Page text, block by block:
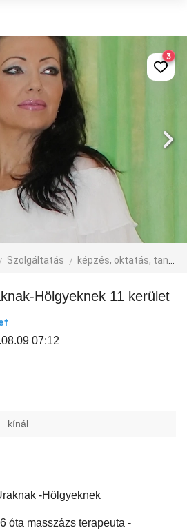
Szolgáltatás képzés, oktatás, tanfolyam
3
Hölgyeknek 11 kerület
07:12
kínál
-Hölgyeknek
óta masszázs terapeuta -